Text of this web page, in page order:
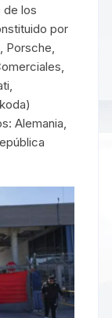
de los
por
Porsche,
Alemania,